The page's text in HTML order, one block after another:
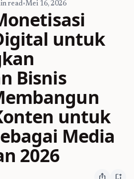
read•Mei 16, 2026
untuk
Bisnis
untuk
Media
2026